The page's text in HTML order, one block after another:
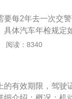
机动车相关的违
合格后到车管所、
前挡风玻璃右上
年9月1日起试
注册登记日期在
要每2年去一次交
体汽车年检规定
虽然六年内免于
及以上车辆不享
册后的前5年每年
非营运客车10年
阅读：8340
有效期限，驾驶